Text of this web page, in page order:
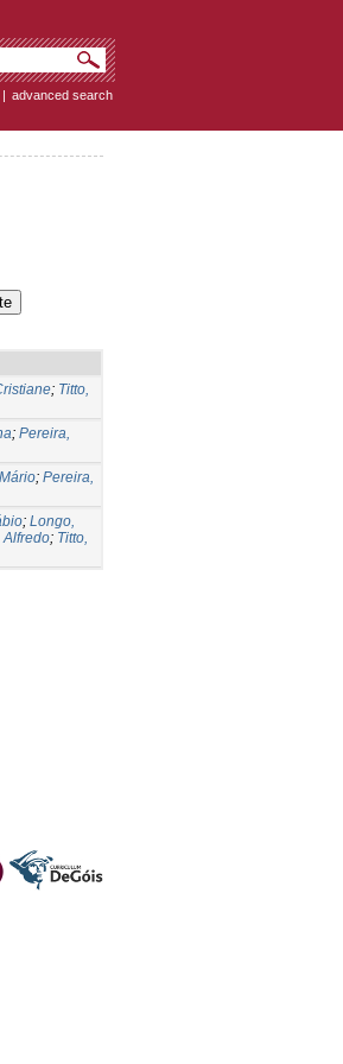
| advanced search
; Titto,
; Pereira,
; Pereira,
; Longo,
Alfredo; Titto,